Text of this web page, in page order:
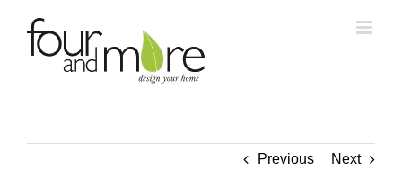
content
Previous Next